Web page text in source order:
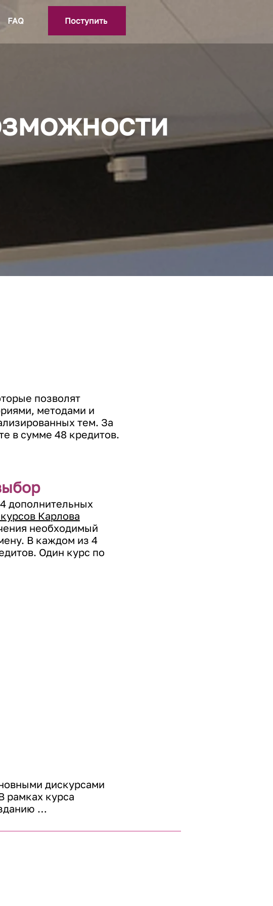
FAQ Поступить
позволят
методами и
тем. За
в сумме 48 кредитов.
дополнительных
Карлова
необходимый
В каждом из 4
Один курс по
дискурсами
рамках курса
ли государства